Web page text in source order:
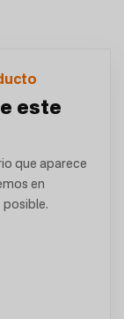
este
que aparece
en